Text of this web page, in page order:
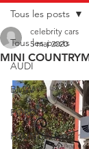
Tous les posts
AUDI
BMW
FORD
HYUNDAI
Tous les posts
MINI
celebrity cars
5 mai 2020